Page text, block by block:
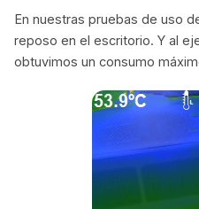
En nuestras pruebas de uso
reposo en el escritorio. Y al
obtuvimos un consumo